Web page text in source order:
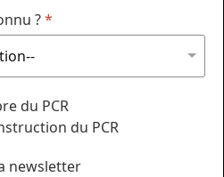
?*
du PCR
du PCR
newsletter